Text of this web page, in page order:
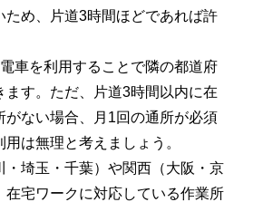
ため、片道3時間ほどであれば許
車を利用することで隣の都道府
ます。ただ、片道3時間以内に在
がない場合、月1回の通所が必須
は無理と考えましょう。
・埼玉・千葉）や関西（大阪・京
在宅ワークに対応している作業所